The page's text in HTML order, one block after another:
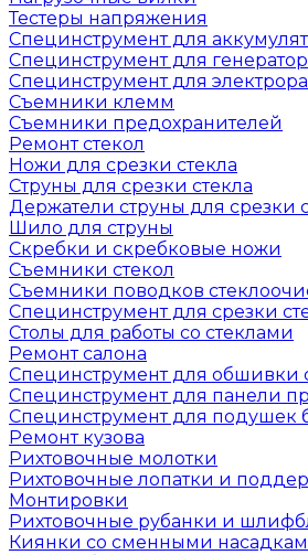
Тестеры напряжения
Специнструмент для
Специнструмент для
Специнструмент для
Съемники клемм
Съемники предохранителей
Ремонт стекол
Ножи для срезки стекла
Струны для срезки стекла
Держатели струны для срезки
Шило для струны
Скребки и скребковые ножи
Съемники стекол
Съемники поводков
Специнструмент для срезки
Столы для работы со стеклами
Ремонт салона
Специнструмент для обшивки
Специнструмент для панели
Специнструмент для подушек
Ремонт кузова
Рихтовочные молотки
Рихтовочные лопатки и
Монтировки
Рихтовочные рубанки и
Киянки со сменными